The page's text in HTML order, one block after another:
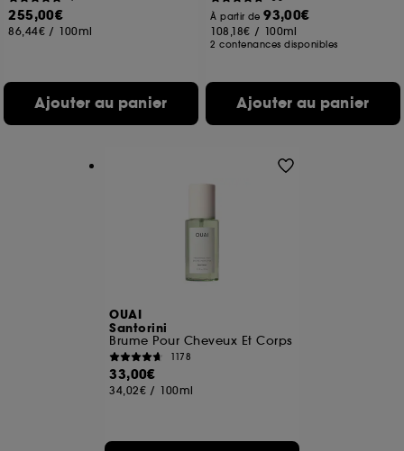
255,00€
86,44€ / 100ml
Ajouter au panier
À partir de93,00€
108,18€ / 100ml
2 contenances disponibles
Ajouter au panier
OUAI
Santorini
Brume Pour Cheveux Et Corps
1178
33,00€
34,02€ / 100ml